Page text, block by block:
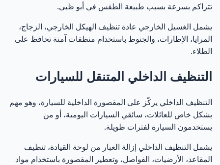
تتراكم بسرعة بسبب طبيعة الطقس في أبو ظبي.
يشمل الغسيل الخارجي عادة تنظيف الهيكل الخارجي، الزجاج،
المرايا، الإطارات، والجنوط باستخدام منظفات آمنة تحافظ على
الطلاء.
التنظيف الداخلي المتنقل للسيارات
التنظيف الداخلي يركّز على المقصورة الداخلية للسيارة، وهو مهم
بشكل خاص للعائلات، سائقي السيارات اليومية، أو من
يستخدمون السيارة لفترات طويلة.
يشمل التنظيف الداخلي إزالة الغبار من لوحة القيادة، تنظيف
المقاعد، الأرضيات، الفواصل، وتعطير المقصورة باستخدام مواد